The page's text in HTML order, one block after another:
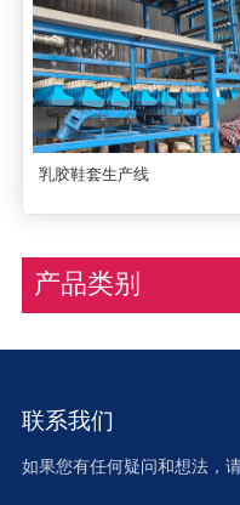
乳胶鞋套生产线
产品类别
联系我们
如果您有任何疑问和想法，